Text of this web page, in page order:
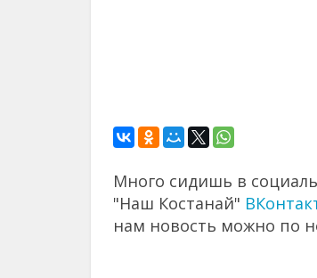
Много сидишь в
"Наш Костанай"
нам новость можно по